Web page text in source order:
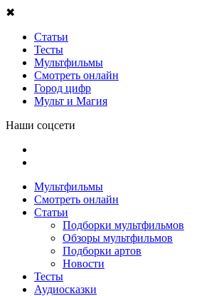
✖
Статьи
Тесты
Мультфильмы
Смотреть онлайн
Город цифр
Мульт и Магия
Наши соцсети
Мультфильмы
Смотреть онлайн
Статьи
Подборки мультфильмов
Обзоры мультфильмов
Подборки артов
Новости
Тесты
Аудиосказки